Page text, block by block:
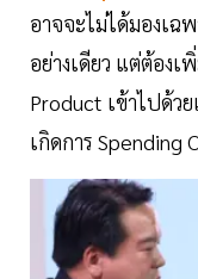
อาจจะไม่ได้มองเฉ
อย่างเดียว แต่ต้อง
Product เข้าไปด้ว
เกิดการ Spending